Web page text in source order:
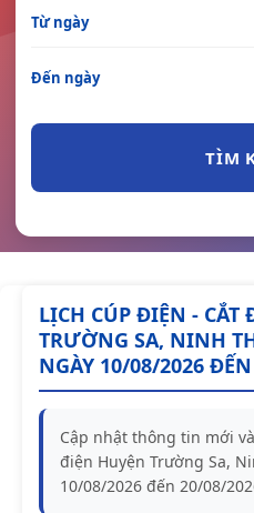
Từ ngày
Đến ngày
TÌM
LỊCH CÚP ĐIỆN - CẮT
TRƯỜNG SA, NINH
NGÀY 10/08/2026
Cập nhật thông tin mới
điện Huyện Trường Sa,
10/08/2026 đến 20/08/